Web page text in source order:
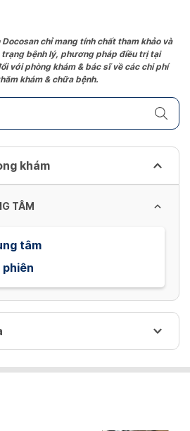
chỉ mang tính chất tham khảo và
bệnh lý, phương pháp điều trị tại
với phòng khám & bác sĩ về các chi phí
khám & chữa bệnh.
khám
TÂM
tâm